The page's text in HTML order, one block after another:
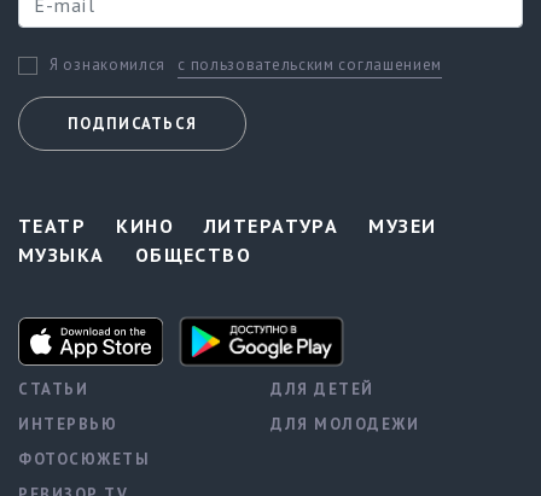
Я ознакомился с пользовательским соглашением
ПОДПИСАТЬСЯ
ТЕАТР КИНО ЛИТЕРАТУРА
МУЗЕИ
МУЗЫКА
ОБЩЕСТВО
СТАТЬИ
ИНТЕРВЬЮ
ФОТОСЮЖЕТЫ
ДЛЯ ДЕТЕЙ
ДЛЯ МОЛОДЕЖИ